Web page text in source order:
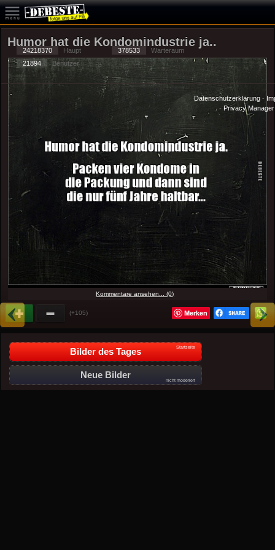
Humor hat die Kondomindustrie ja..
Kommentare ansehen... (0)
(+105) Merken
Bilder des Tages Startseite
Neue Bilder
nicht moderiert
24218370 Haupt 378533
Warteraum
21894
Benutzer
Datenschutzerklärung-
-Privacy Manager